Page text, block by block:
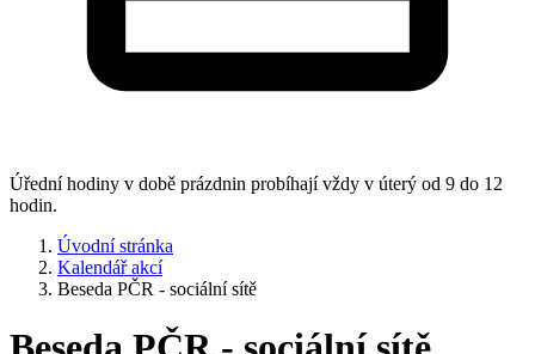
Úřední hodiny v době prázdnin probíhají vždy v úterý od 9 do 12
hodin.
Úvodní stránka
Kalendář akcí
Beseda PČR - sociální sítě